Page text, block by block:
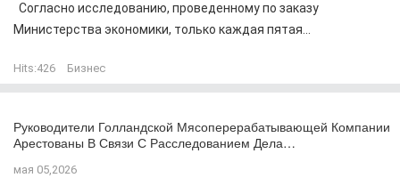
Согласно исследованию, проведенному по заказу
Министерства экономики, только каждая пятая...
Hits:426 Бизнес
Руководители Голландской Мясоперерабатывающей Компании
Арестованы В Связи С Расследованием Дела…
мая 05,2026